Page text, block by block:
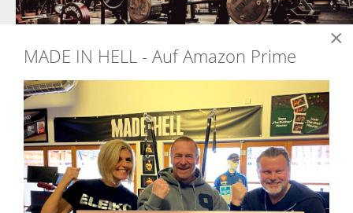
ZUM JAHRESWECHSEL
×
MADE IN HELL - Auf Amazon Prime